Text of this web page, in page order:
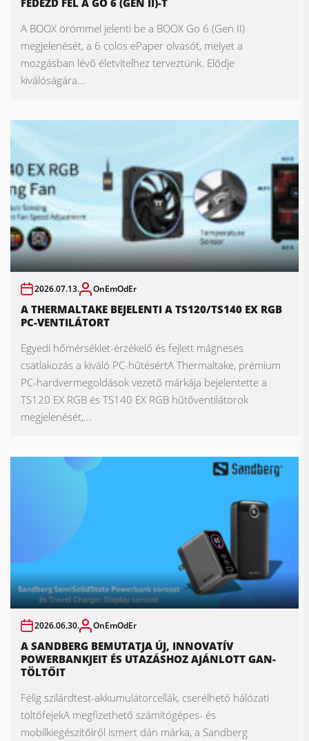
A BOOX örömmel jelenti be a BOOX Go 6 (Gen II)
megjelenését, a 6 colos ePaper olvasót, melyet a
mozgásban lévő életvitelhez terveztünk. Elődje
kiválóságára...
2026.07.13. OnEmOdEr
A THERMALTAKE BEJELENTI A TS120/TS140 EX RGB
PC-VENTILÁTORT
Egyedi hőmérséklet-érzékelő és fejlett mágneses
csatlakozás a kiváló PC-hűtésértA Thermaltake, prémium
PC-hardvermegoldások vezető márkája bejelentette a
TS120 EX RGB és TS140 EX RGB hűtőventilátorok
megjelenését,...
2026.06.30. OnEmOdEr
A SANDBERG BEMUTATJA ÚJ, INNOVATÍV
POWERBANKJEIT ÉS UTAZÁSHOZ AJÁNLOTT GAN-
TÖLTŐIT
Félig szilárdtest-akkumulátorcellák, cserélhető hálózati
töltőfejekA megfizethető számítógépes- és
mobilkiegészítőiről ismert dán márka, a Sandberg